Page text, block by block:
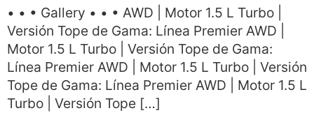
• • • Gallery • • • AWD | Motor 1.5 L Turbo |
Versión Tope de Gama: Línea Premier AWD |
Motor 1.5 L Turbo | Versión Tope de Gama:
Línea Premier AWD | Motor 1.5 L Turbo | Versión
Tope de Gama: Línea Premier AWD | Motor 1.5 L
Turbo | Versión Tope […]